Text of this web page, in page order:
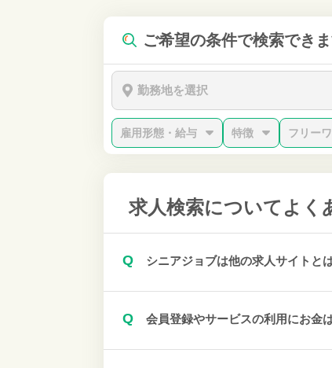
ご希望の条件で検索でき
勤務地を選択
雇用形態・給与 特徴 フリー
求人検索について よく
Q シニアジョブは他の求人サイトと
Q 会員登録やサービスの利用にお金